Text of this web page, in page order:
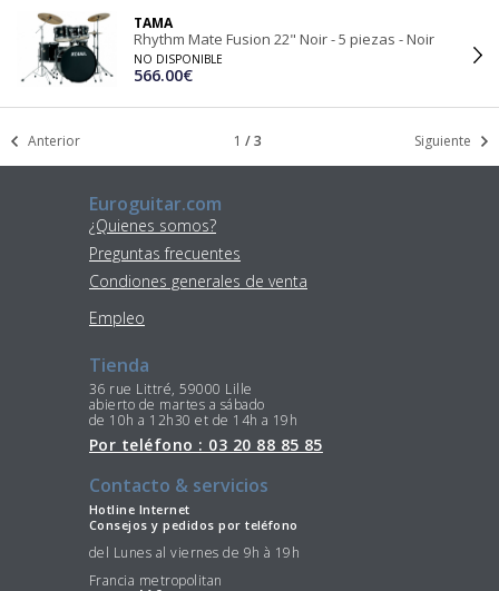
TAMA
Rhythm Mate Fusion 22" Noir - 5 piezas - Noir
NO DISPONIBLE
566.00€
Anterior 1 /3 Siguiente
Euroguitar.com
¿Quienes somos?
Preguntas frecuentes
Condiones generales de venta
Empleo
Tienda
36 rue Littré, 59000 Lille
abierto de martes a sábado
de 10h a 12h30 et de 14h a 19h
Por teléfono : 03 20 88 85 85
Contacto & servicios
Hotline Internet
Consejos y pedidos por teléfono
del Lunes al viernes de 9h à 19h
Francia metropolitan